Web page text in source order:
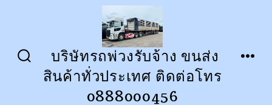
บริษัทรถพ่วงรับจ้าง ขนส่ง
สินค้าทั่วประเทศ ติดต่อโทร
0888000456